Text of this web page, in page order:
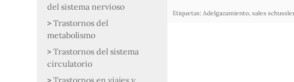
del sistema nervioso
Trastornos del
metabolismo
Trastornos del sistema
circulatorio
Trastornos en viajes y
Etiquetas: Adelgazamiento, sales schussler